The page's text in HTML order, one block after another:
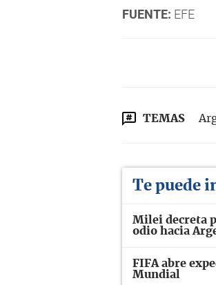
FUENTE: EFE
TEMAS
Te puede
Milei decreta
odio hacia
FIFA abre
Mundial